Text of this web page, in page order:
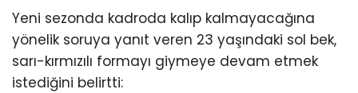
Yeni sezonda kadroda kalıp kalmayacağına
yönelik soruya yanıt veren 23 yaşındaki sol bek,
sarı-kırmızılı formayı giymeye devam etmek
istediğini belirtti: